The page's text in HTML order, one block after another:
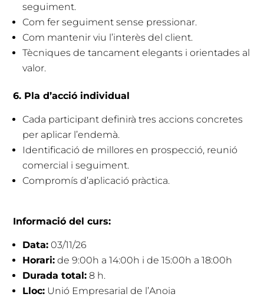
seguiment.
Com fer seguiment sense pressionar.
Com mantenir viu l’interès del client.
Tècniques de tancament elegants i orientades al
valor.
6. Pla d’acció individual
Cada participant definirà tres accions concretes
per aplicar l’endemà.
Identificació de millores en prospecció, reunió
comercial i seguiment.
Compromís d’aplicació pràctica.
Informació del curs:
Data: 03/11/26
Horari: de 9:00h a 14:00h i de 15:00h a 18:00h
Durada total: 8 h.
Lloc: Unió Empresarial de l’Anoia